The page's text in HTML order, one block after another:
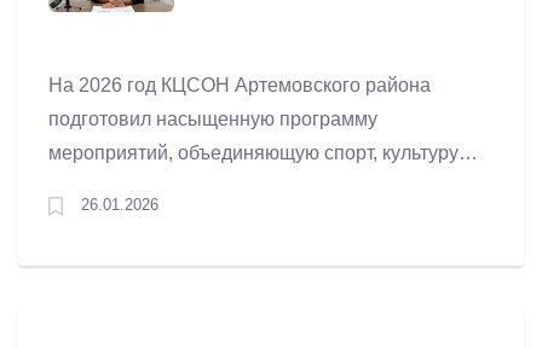
На 2026 год КЦСОН Артемовского района
подготовил насыщенную программу
мероприятий, объединяющую спорт, культуру и
подарить старшему поколению радость,
26.01.2026